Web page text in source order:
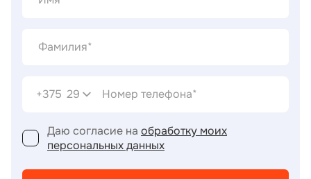
+375 29
Даю согласие на обработку моих
персональных данных